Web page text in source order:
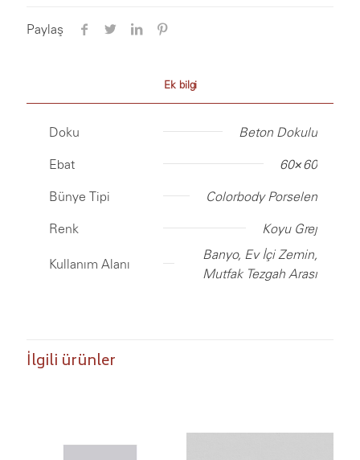
Paylaş
Ek bilgi
Doku Beton Dokulu
Ebat 60×60
Bünye Tipi Colorbody Porselen
Renk Koyu Grej
Kullanım Alanı
Banyo, Ev İçi Zemin,
Mutfak Tezgah Arası
İlgili ürünler